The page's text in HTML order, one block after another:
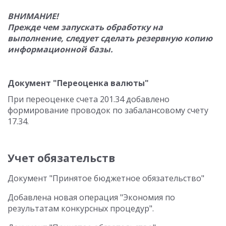
ВНИМАНИЕ!
Прежде чем запускать обработку на
выполнение, следует сделать резервную копию
информационной базы.
Документ "Переоценка валюты"
При переоценке счета 201.34 добавлено
формирование проводок по забалансовому счету
17.34.
Учет обязательств
Документ "Принятое бюджетное обязательство"
Добавлена новая операция "Экономия по
результатам конкурсных процедур".